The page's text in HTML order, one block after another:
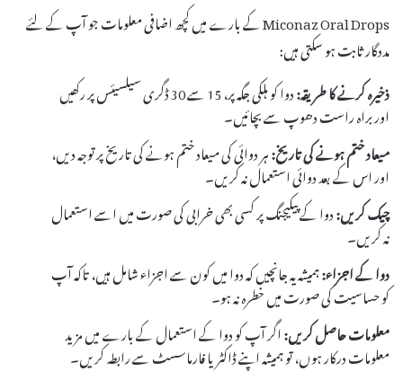
Miconaz Oral Drops کے بارے میں کچھ اضافی معلومات جو آپ کے لئے
مددگار ثابت ہو سکتی ہیں:
ذخیرہ کرنے کا طریقہ:
دوا کو ہلکی جگہ پر، 15 سے 30 ڈگری سیلسیئس پر رکھیں
اور براہ راست دھوپ سے بچائیں۔
میعاد ختم ہونے کی تاریخ:ہر دوائی کی میعاد ختم ہونے کی تاریخ پر توجہ دیں،
اور اس کے بعد دوائی استعمال نہ کریں۔
چیک کریں:دوا کے پیکیجنگ پر کسی بھی خرابی کی صورت میں اسے استعمال
نہ کریں۔
دوا کے اجزاء:ہمیشہ یہ جانچیں کہ دوا میں کون سے اجزاء شامل ہیں، تاکہ آپ
کو حساسیت کی صورت میں خطرہ نہ ہو۔
معلومات حاصل کریں:اگر آپ کو دوا کے استعمال کے بارے میں مزید
معلومات درکار ہوں، تو ہمیشہ اپنے ڈاکٹر یا فارماسسٹ سے رابطہ کریں۔